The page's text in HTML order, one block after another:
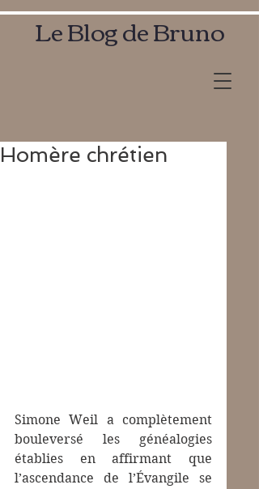
Le Blog de Bruno
Homère chrétien
Simone Weil a complètement
bouleversé les généalogies
établies en affirmant que
l’ascendance de l’Évangile se